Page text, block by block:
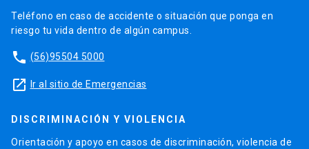
Teléfono en caso de accidente o situación que ponga en
riesgo tu vida dentro de algún campus.
phone (56)95504 5000
launch Ir al sitio de Emergencias
DISCRIMINACIÓN Y VIOLENCIA
Orientación y apoyo en casos de discriminación, violencia de